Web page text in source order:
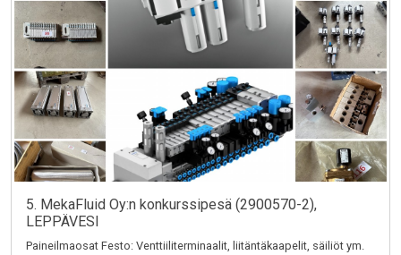
5. MekaFluid Oy:n konkurssipesä (2900570-2),
LEPPÄVESI
Paineilmaosat Festo: Venttiiliterminaalit, liitäntäkaapelit, säiliöt ym.